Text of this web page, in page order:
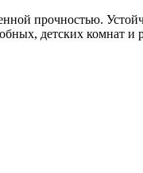
прочностью.
детских комнат и